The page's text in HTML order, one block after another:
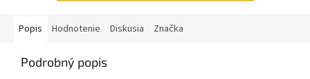
Popis Hodnotenie Diskusia Značka
Podrobný popis